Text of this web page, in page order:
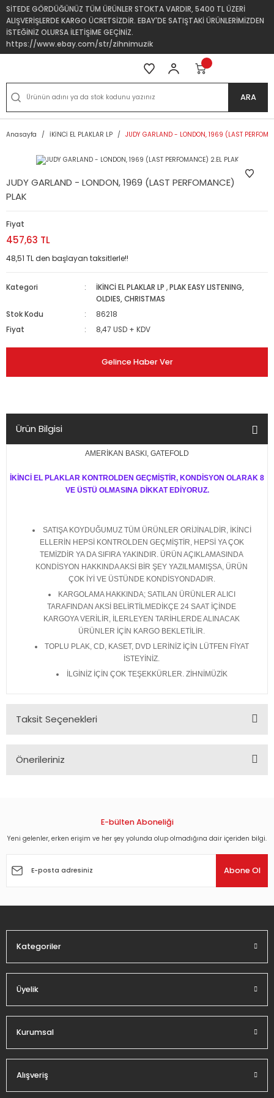
SİTEDE GÖRDÜĞÜNÜZ TÜM ÜRÜNLER STOKTA VARDIR, 5400 TL ÜZERİ
ALIŞVERİŞLERDE KARGO ÜCRETSİZDİR. EBAY'DE SATIŞTAKİ ÜRÜNLERİMİZDEN
İSTEĞİNİZ OLURSA İLETİŞİME GEÇİNİZ.
https://www.ebay.com/str/zihnimuzik
ARA
Anasayfa İKİNCİ EL PLAKLAR LP JUDY GARLAND - LONDON, 1969 (LAST
JUDY GARLAND - LONDON, 1969 (LAST PERFOMANCE) 2.EL
PLAK
Fiyat
457,63 TL
48,51 TL den başlayan taksitlerle!!
Kategori İKİNCİ EL PLAKLAR LP ,PLAK EASY LISTENING,
OLDIES, CHRISTMAS
Stok Kodu
86218
Fiyat
8,47 USD + KDV
Gelince Haber Ver
Ürün Bilgisi
AMERİKAN BASKI, GATEFOLD
İKİNCİ EL PLAKLAR KONTROLDEN GEÇMİŞTİR, KONDİSYON OLARAK 8
VE ÜSTÜ OLMASINA DİKKAT EDİYORUZ.
SATIŞA KOYDUĞUMUZ TÜM ÜRÜNLER ORİJİNALDİR, İKİNCİ
ELLERİN HEPSİ KONTROLDEN GEÇMİŞTİR, HEPSİ YA ÇOK
TEMİZDİR YA DA SIFIRA YAKINDIR. ÜRÜN AÇIKLAMASINDA
KONDİSYON HAKKINDA AKSİ BİR ŞEY YAZILMAMIŞSA, ÜRÜN
ÇOK İYİ VE ÜSTÜNDE KONDİSYONDADIR.
KARGOLAMA HAKKINDA; SATILAN ÜRÜNLER ALICI
TARAFINDAN AKSİ BELİRTİLMEDİKÇE 24 SAAT İÇİNDE
KARGOYA VERİLİR, İLERLEYEN TARİHLERDE ALINACAK
ÜRÜNLER İÇİN KARGO BEKLETİLİR.
TOPLU PLAK, CD, KASET, DVD LERİNİZ İÇİN LÜTFEN FİYAT
İSTEYİNİZ.
İLGİNİZ İÇİN ÇOK TEŞEKKÜRLER. ZİHNİMÜZİK
Taksit Seçenekleri
Önerileriniz
Görüş ve önerileriniz için teşekkür ederiz.
Ürün açıklamasında eksik bilgiler bulunuyor.
Ürün fiyatı diğer sitelerden daha pahalı.
E-bülten Aboneliği
Yeni gelenler, erken erişim ve her şey yolunda olup olmadığına dair içeriden bilgi.
Abone Ol
Kategoriler
Üyelik
Kurumsal
Alışveriş